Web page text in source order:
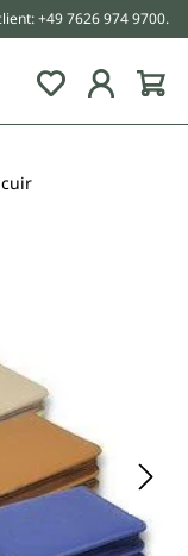
+49 7626 974 9700.